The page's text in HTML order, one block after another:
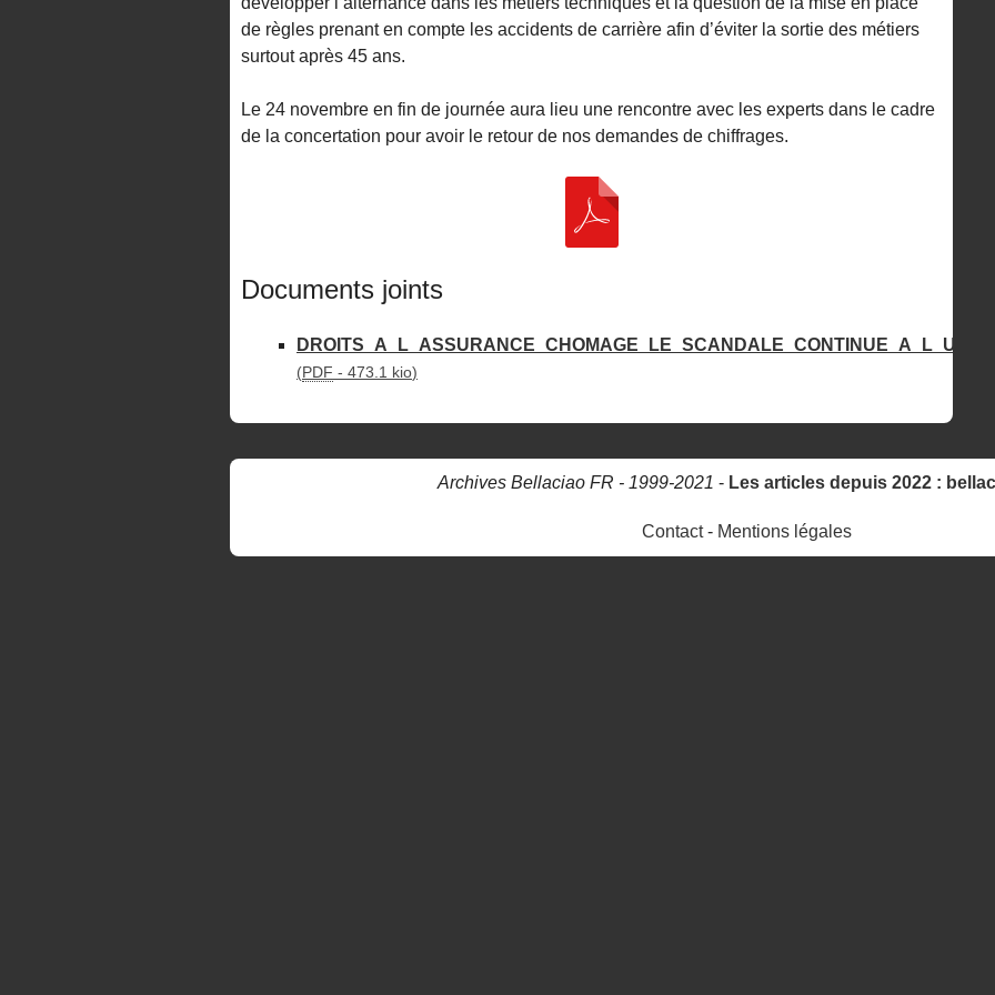
de règles prenant en compte les accidents de carrière afin d’éviter la sortie des métiers
surtout après 45 ans.
Le 24 novembre en fin de journée aura lieu une rencontre avec les experts dans le cadre
de la concertation pour avoir le retour de nos demandes de chiffrages.
Documents joints
(PDF - 473.1 kio)
Archives Bellaciao FR - 1999-2021 - Les articles depuis 2022 :
Contact- Mentions légales